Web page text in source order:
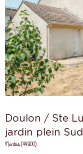
Doulon / Ste
jardin plein
Nantes (44300)